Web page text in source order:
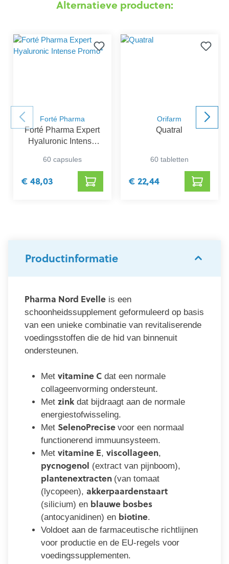
Alternatieve producten:
Forté Pharma
Forté Pharma Expert
Hyaluronic Intense
60 capsules
€ 48,03
Orifarm
Quatral
60 tabletten
€ 22,44
Productinformatie
Pharma Nord Evelle is een
schoonheidssupplement geformuleerd op basis
van een unieke combinatie van revitaliserende
voedingsstoffen die de hid van binnenuit
ondersteunen.
Met vitamine C dat een normale
collageenvorming ondersteunt.
Met zink dat bijdraagt aan de normale
energiestofwisseling.
Met SelenoPrecise voor een normaal
functionerend immuunsysteem.
Met vitamine E, viscollageen,
pycnogenol (extract van pijnboom),
plantenextracten (van tomaat
(lycopeen), akkerpaardenstaart
(silicium) en blauwe bosbes
(antocyanidinen) en biotine.
Voldoet aan de farmaceutische richtlijnen
voor productie en de EU-regels voor
voedingssupplementen.